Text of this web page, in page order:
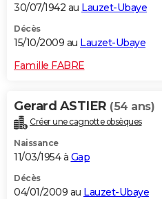
30/07/1942 au Lauzet-Ubaye
Décès
15/10/2009 au Lauzet-Ubaye
Famille FABRE
Gerard ASTIER (54 ans)
Créer une cagnotte obsèques
Naissance
11/03/1954 à Gap
Décès
04/01/2009 au Lauzet-Ubaye